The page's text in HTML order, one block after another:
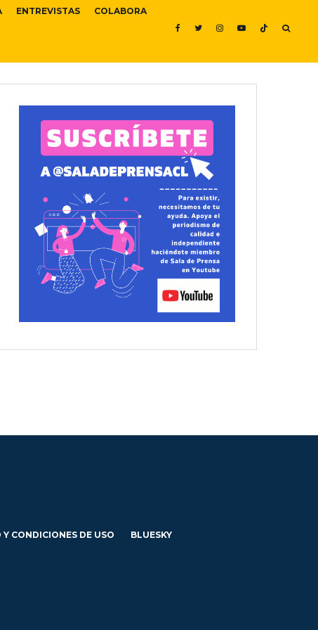
ENTREVISTAS COLABORA
CONDICIONES DE USO BLUESKY